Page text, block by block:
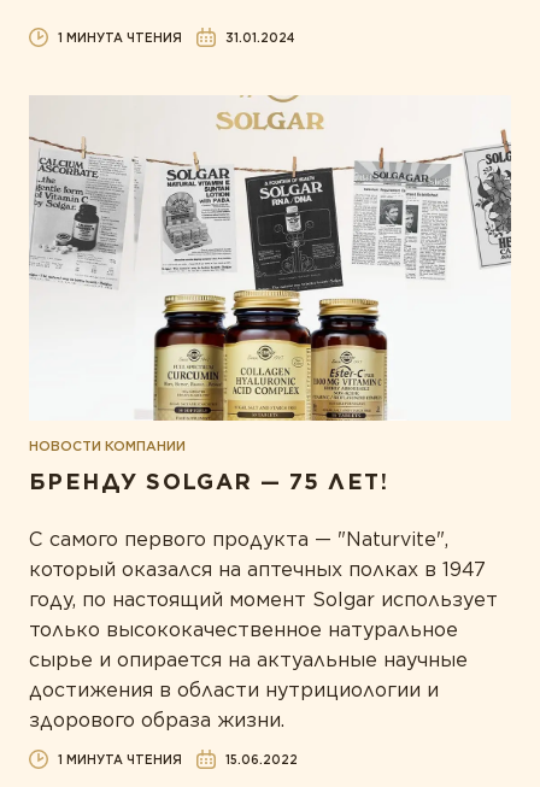
1 МИНУТА ЧТЕНИЯ 31.01.2024
НОВОСТИ КОМПАНИИ
БРЕНДУ SOLGAR — 75 ЛЕТ!
С самого первого продукта — "Naturvite",
который оказался на аптечных полках в 1947
году, по настоящий момент Solgar использует
только высококачественное натуральное
сырье и опирается на актуальные научные
достижения в области нутрициологии и
здорового образа жизни.
1 МИНУТА ЧТЕНИЯ 15.06.2022